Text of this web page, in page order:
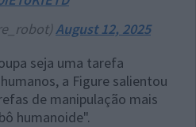
August 12, 2025
seja uma tarefa
a Figure salientou
de manipulação mais
humanoide".